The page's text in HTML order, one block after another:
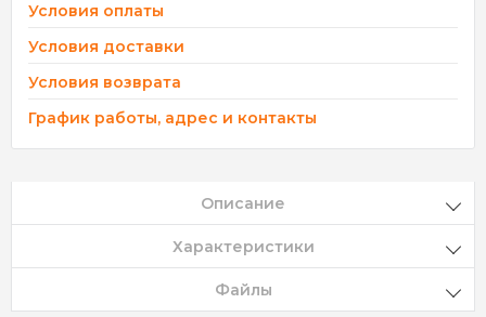
Условия оплаты
Условия доставки
Условия возврата
График работы, адрес и контакты
Описание
Характеристики
Файлы